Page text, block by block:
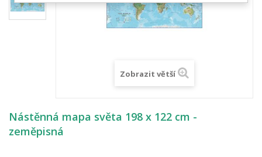
Zobrazit větší
Nástěnná mapa světa 198 x 122 cm -
zeměpisná